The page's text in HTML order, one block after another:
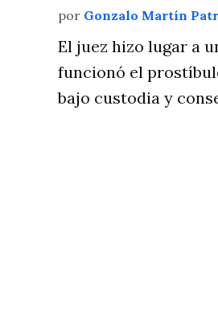
por Gonzalo Martín
El juez hizo lugar a
funcionó el
bajo custodia y